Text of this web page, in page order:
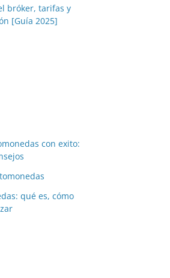
bróker, tarifas y
[Guía 2025]
con exito:
qué es, cómo